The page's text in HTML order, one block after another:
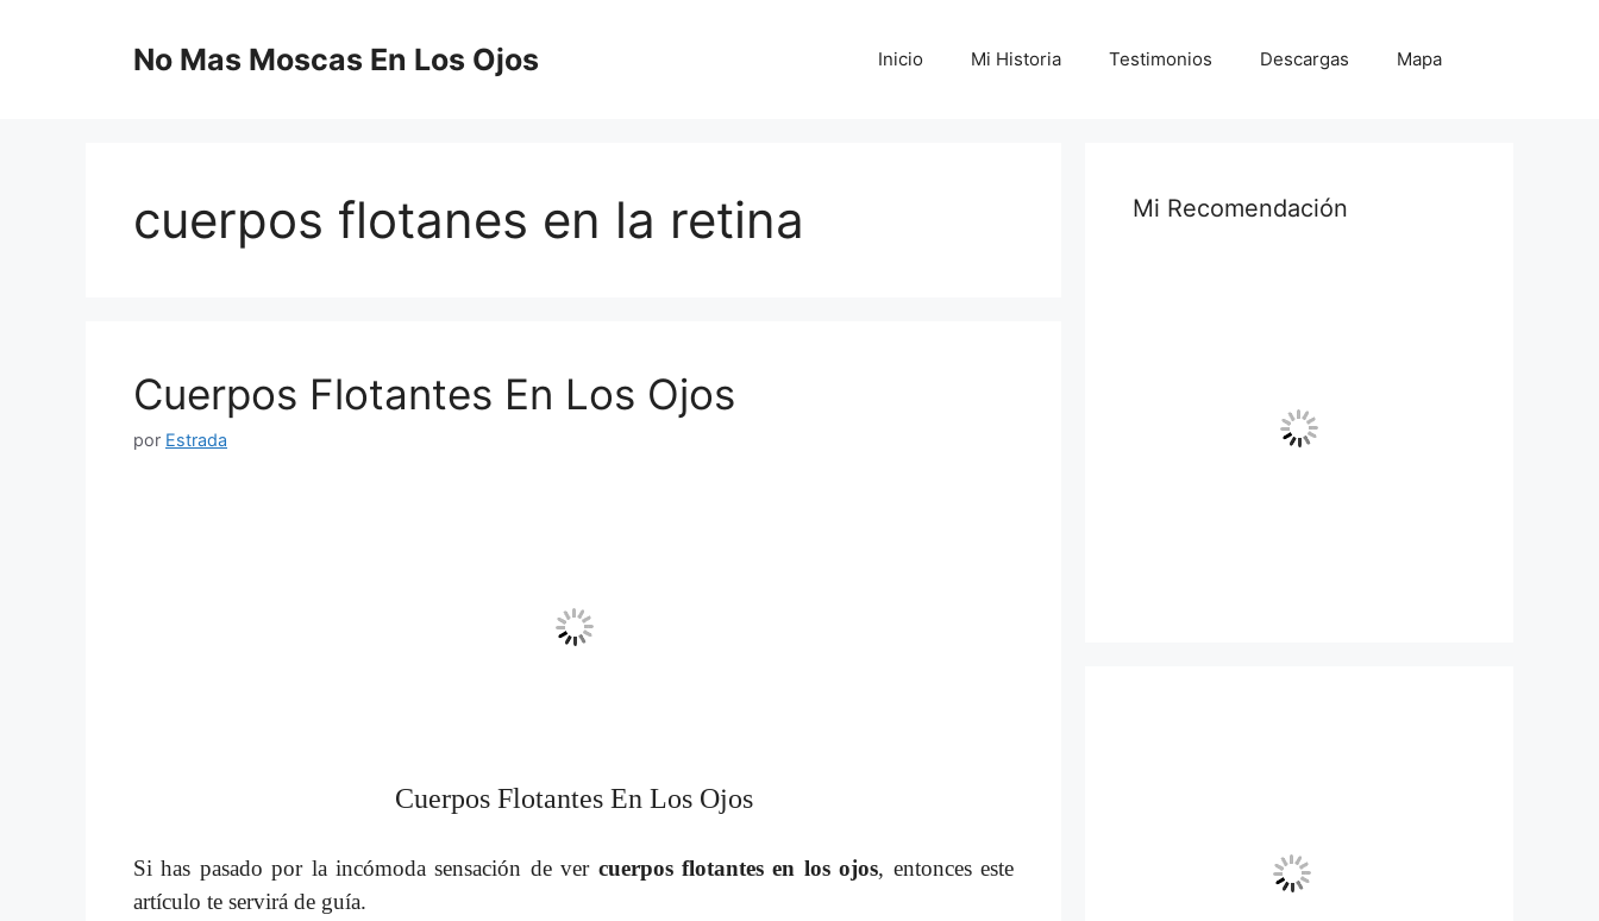
No Mas Moscas En Los Ojos Inicio Mi Historia Testimonios Descargas Mapa
cuerpos flotanes en la retina
Cuerpos Flotantes En Los Ojos
por Estrada
Cuerpos Flotantes En Los Ojos
Si has pasado por la incómoda sensación de ver cuerpos flotantes en los ojos, entonces este
artículo te servirá de guía.
Mi Recomendación